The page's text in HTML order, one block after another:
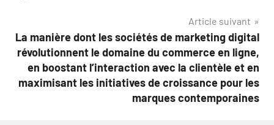
Article suivant
La manière dont les sociétés de marketing digital
révolutionnent le domaine du commerce en ligne,
en boostant l’interaction avec la clientèle et en
maximisant les initiatives de croissance pour les
marques contemporaines